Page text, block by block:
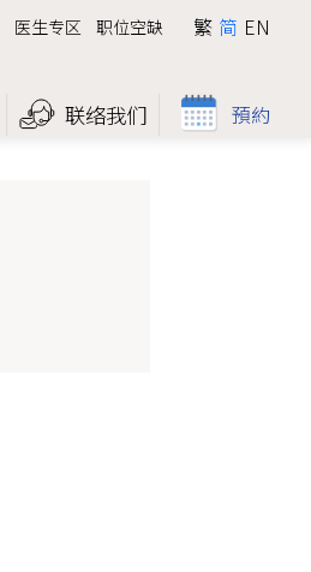
医生专区 职位空缺 繁 简 EN
联络我们 預約